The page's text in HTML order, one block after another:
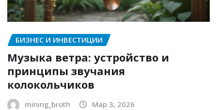
БИЗНЕС И ИНВЕСТИЦИИ
Музыка ветра: устройство и
принципы звучания
колокольчиков
mining_broth Мар 3, 2026